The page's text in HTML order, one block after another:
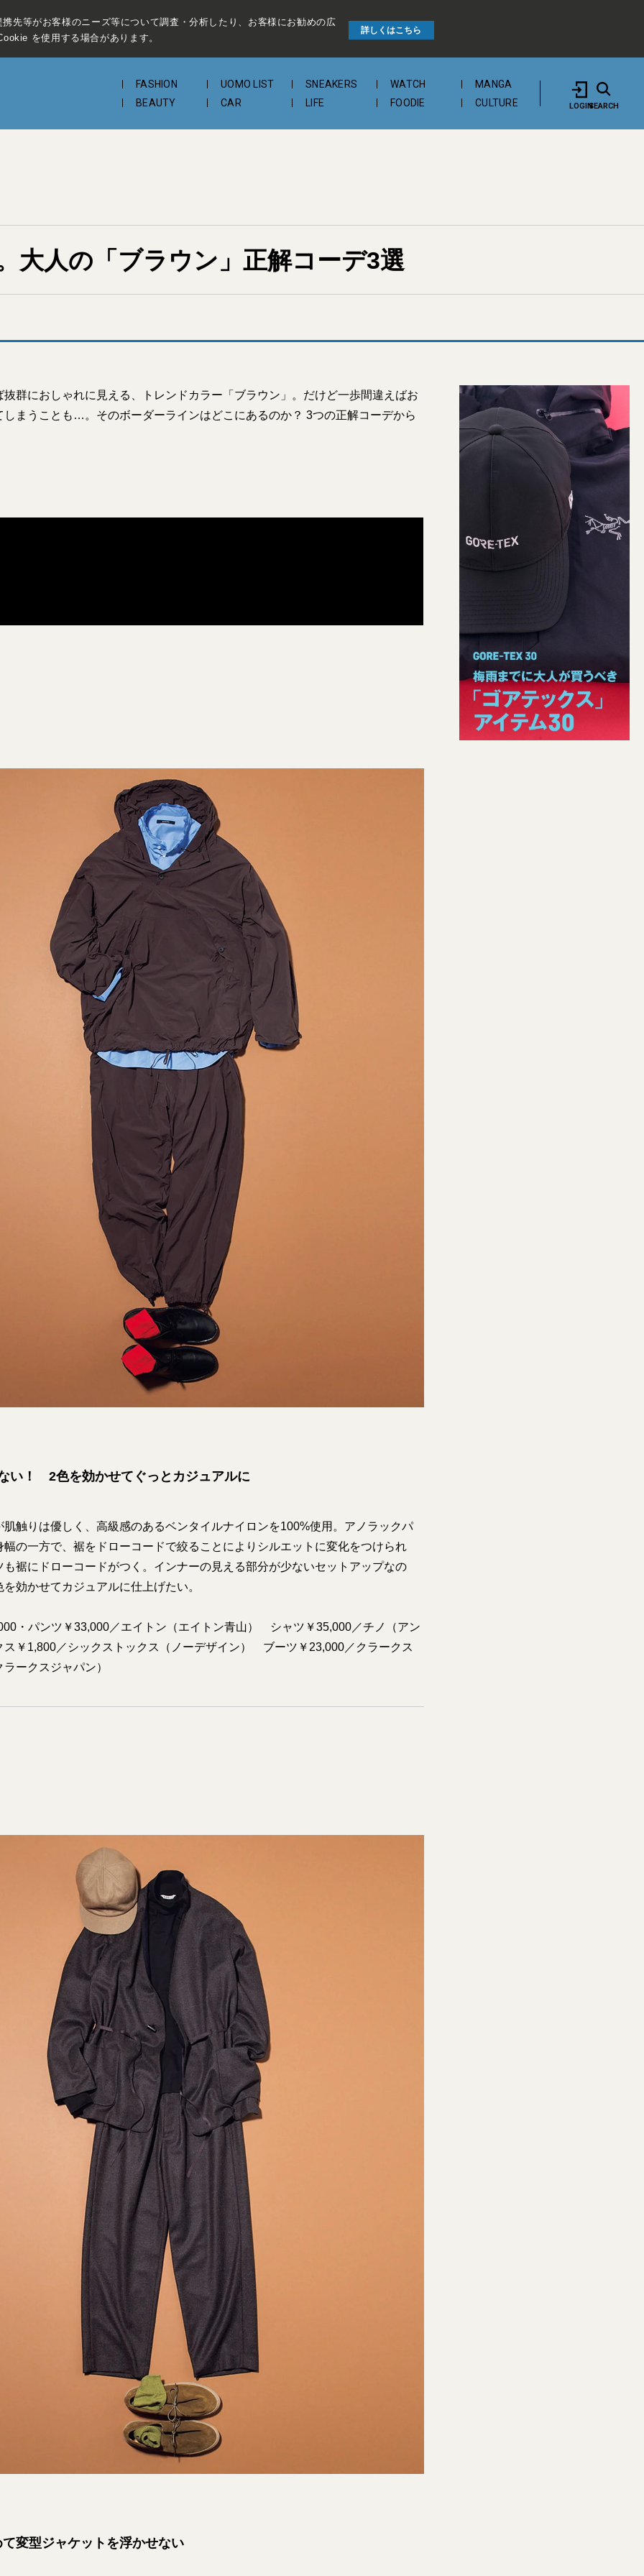
先等がお客様のニーズ等について調査・分析したり、お客様にお勧めの広
を使用する場合があります。
詳しくはこちら
FASHION UOMO LIST SNEAKERS WATCH
MANGA
BEAUTY
CAR LIFE FOODIE CULTURE LOGINSEARCH
大人の「ブラウン」正解コーデ3選
抜群におしゃれに見える、トレンドカラー「ブラウン」。だけど一歩間違えばお
しまうことも…。そのボーダーラインはどこにあるのか？ 3つの正解コーデから
い！ 2色を効かせてぐっとカジュアルに
肌触りは優しく、高級感のあるベンタイルナイロンを100%使用。アノラックパ
幅の一方で、裾をドローコードで絞ることによりシルエットに変化をつけられ
も裾にドローコードがつく。インナーの見える部分が少ないセットアップなの
効かせてカジュアルに仕上げたい。
・パンツ￥33,000／エイトン（エイトン青山） シャツ￥35,000／チノ（アン
￥1,800／シックストックス（ノーデザイン） ブーツ￥23,000／クラークス
ークスジャパン）
変型ジャケットを浮かせない